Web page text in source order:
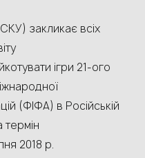
закликає всіх
ігри 21-ого
(ФІФА) в Російській
термін
2018 р.